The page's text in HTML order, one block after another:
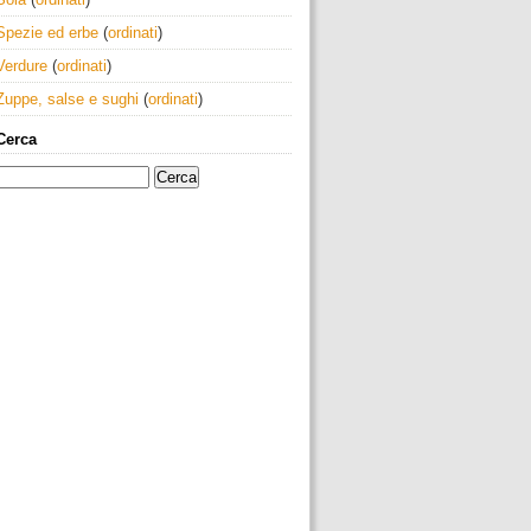
ed erbe (ordinati)
(ordinati)
salse e sughi (ordinati)